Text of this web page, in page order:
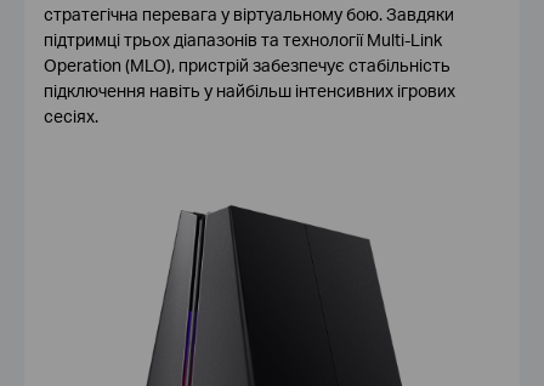
стратегічна перевага у віртуальному бою. Завдяки
підтримці трьох діапазонів та технології Multi-Link
Operation (MLO), пристрій забезпечує стабільність
підключення навіть у найбільш інтенсивних ігрових
сесіях.